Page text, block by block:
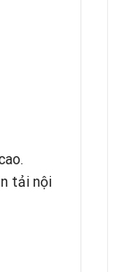
tải nội